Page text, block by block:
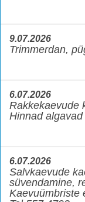
9.07.2026
Trimmerdan,
6.07.2026
Rakkekaevude
Hinnad
6.07.2026
Salvkaevude
süvendamine,
Kaevuümbriste